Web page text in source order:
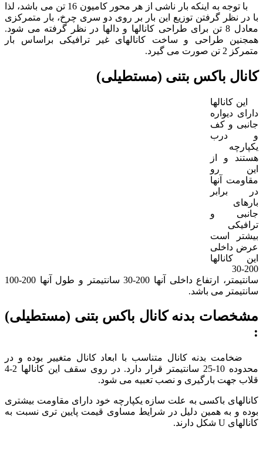
با توجه به اینکه بار ناشی از هر محور کامیون 16 تن می باشد، لذا
با در نظر گرفتن توزیع این بار بر روی دو سری چرخ، بار متمرکزی
معادل 8 تن برای طراحی کانالها و دالها در نظر گرفته می شود.
همجنین طراحی و ساخت کانالهای غیر ترافیکی براساس بار
متمرکز 2 تن صورت می گیرد.
کانال باکس بتنی (مستطیلی)
این کانالها
دارای دیواره
جانبی و کف
و درب
یکپارچه
هستند و از
این رو
مقاومت آنها
در برابر
بارهای
جانبی و
ترافیکی
بیشتر است
عرض داخلی
این کانالها
200-30
سانتیمتر، ارتفاع داخلی آنها 200-30 سانتیمتر و طول آنها 200-100
سانتیمتر می باشد.
مشخصات بدنه کانال باکس بتنی (مستطیلی)
:
ضخامت بدنه کانال متناسب با ابعاد کانال متغییر بوده و در
محدوده 10-25 سانتیمتر قرار دارد. در روی سقف این کانالها 2-4
قلاب جهت بارگیری و نصب تعبیه می شود.
کانالهای باکسی به علت سازه یکپارچه خود دارای مقاومت بیشتری
بوده و به همین دلیل در شرایط مساوی قیمت پایین تری نسبت به
کانالهای U شکل دارند.